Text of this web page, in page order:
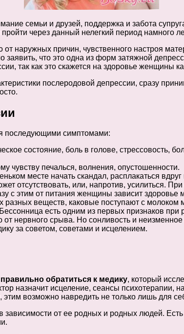
семьи и друзей, поддержка и забота
через данный нелегкий период намного
от наружных причин, чувственного настроя
что это одна из форм затяжной
так как это скажется на здоровье женщины
послеродовой депрессии, сразу
последующими симптомами:
состояние, боль в голове, стрессовость,
чувству печалься, волнения, опустошенности.
месте начать скандал, расплакаться
отсутствовать, или, напротив, усилиться.
с этим от питания женщины зависит здоровье
разных веществ, каковые поступают с молоком
есть одним из первых признаков
от нервного срыва. Но сонливость и
за советом, советами и исцелением.
обратиться к медику, который
назначит исцеление, сеансы психотерапии,
возможно навредить не только лишь для
зависимости от ее родных и родных людей.